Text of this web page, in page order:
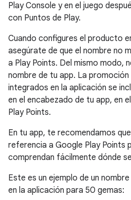
Play Console y en el juego
con Puntos de Play.
Cuando configures el producto
asegúrate de que el nombre no
a Play Points. Del mismo modo,
nombre de tu app. La
integrados en la aplicación se
en el encabezado de tu app, en
Play Points.
En tu app, te recomendamos
referencia a Google Play Points
comprendan fácilmente dónde
Este es un ejemplo de un
en la aplicación para 50 gemas: